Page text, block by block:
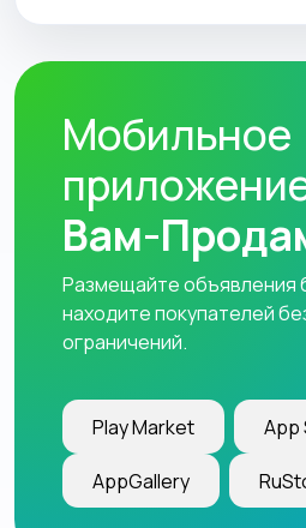
Мобильное
Вам-
Размещайте объявления
находите покупателей
ограничений.
Play Market App
AppGallery